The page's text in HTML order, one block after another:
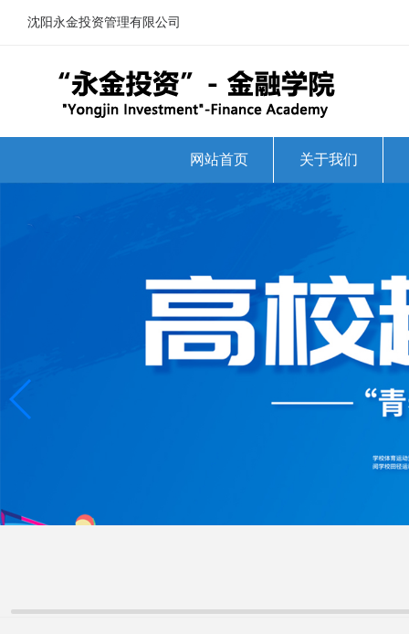
沈阳永金投资管理有限公司
网站首页 关于我们